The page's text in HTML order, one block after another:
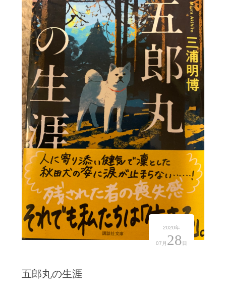
2020年
07月 28 日
五郎丸の生涯